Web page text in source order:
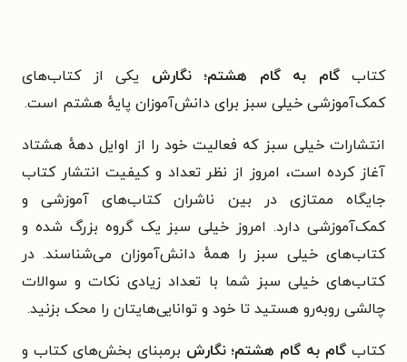
کتابگام به گام هشتم؛ نگارش یکی از کتاب‌های
کمک‌آموزشی خیلی سبز برای دانش‌آموزان پایهٔ هشتم است.
انتشارات خیلی سبز که فعالیت خود را از اوایل دههٔ هشتاد
آغاز کرده است، امروز از نظر تعداد و کیفیت انتشار کتاب
جایگاه ممتازی در بین ناشران کتاب‌های آموزشی و
کمک‌‌آموزشی دارد. امروز خیلی سبز یک گروه بزرگ شده و
کتاب‌های خیلی سبز را همهٔ دانش‌آموزان می‌شناسند. در
کتاب‌های خیلی سبز شما با تعداد زیادی نکات و سوالات
چالشی روبه‌رو هستید تا خود و توانایی‌هایتان را محک بزنید.
کتاب گام به گام هشتم؛ نگارش برمبنای بخش‌های کتاب و